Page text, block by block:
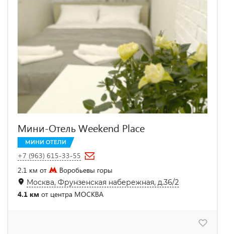
Мини-Отель Weekend Place
МИНИ ОТЕЛИ
+7 (963) 615-33-55
2.1 км от
Воробьевы горы
Москва, Фрунзенская набережная, д.36/2
4.1 км от центра МОСКВА